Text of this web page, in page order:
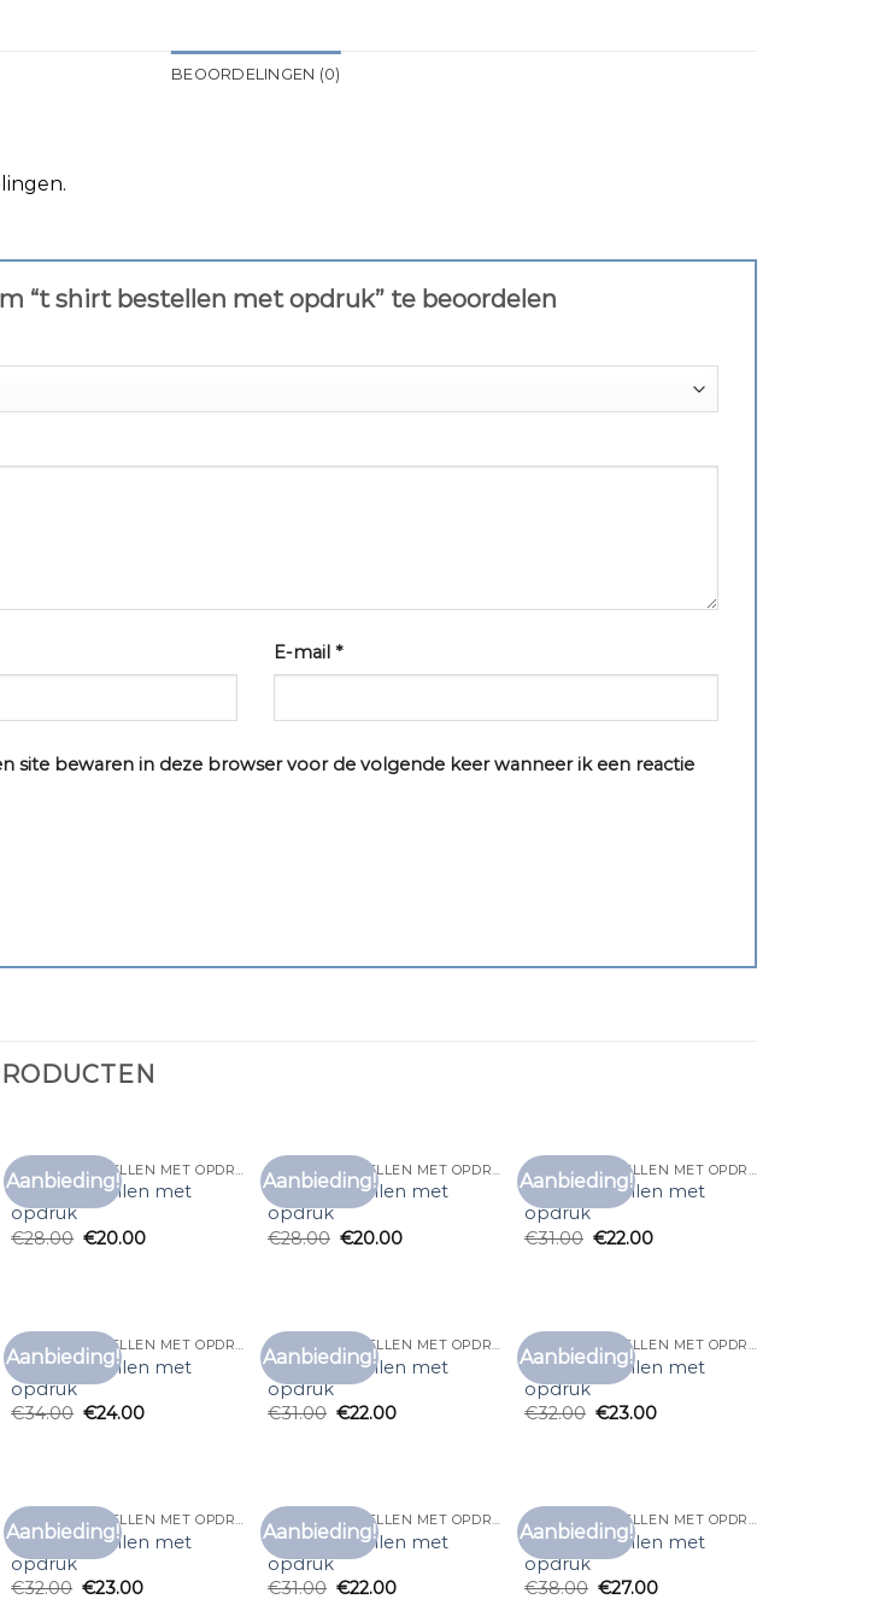
BEOORDELINGEN (0)
“t shirt bestellen met opdruk” te beoordelen
E-mail*
site bewaren in deze browser voor de volgende keer wanneer ik een reactie
Aanbieding!
Toevoegen
aan
t shirt bestellen met
opdruk
€28.00 €20.00
Aanbieding!
Toevoegen
aan
t shirt bestellen met
opdruk
€28.00 €20.00
Aanbieding!
Toevoegen
aan
t shirt bestellen met
opdruk
€31.00 €22.00
Aanbieding!
Toevoegen
aan
T SHIRT BESTELLEN MET OPDRUK
t shirt bestellen met
opdruk
€34.00 €24.00
Aanbieding!
Toevoegen
aan
T SHIRT BESTELLEN MET OPDRUK
t shirt bestellen met
opdruk
€31.00 €22.00
Aanbieding!
Toevoegen
aan
T SHIRT BESTELLEN MET OPDRUK
t shirt bestellen met
opdruk
€32.00 €23.00
Aanbieding!
Toevoegen
aan
T SHIRT BESTELLEN MET OPDRUK
t shirt bestellen met
opdruk
€32.00 €23.00
Aanbieding!
Toevoegen
aan
T SHIRT BESTELLEN MET OPDRUK
t shirt bestellen met
opdruk
€31.00 €22.00
Aanbieding!
Toevoegen
aan
T SHIRT BESTELLEN MET OPDRUK
t shirt bestellen met
opdruk
€38.00 €27.00